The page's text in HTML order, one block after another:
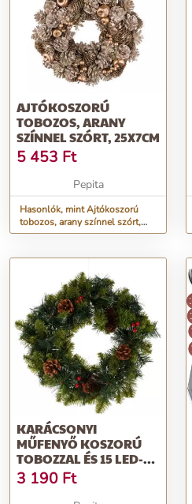
AJTÓKOSZORÚ
TOBOZOS, ARANY
SZÍNNEL SZÓRT, 25X7CM
5 453 Ft
Pepita
Hasonlók, mint Ajtókoszorú
tobozos, arany színnel szórt,
25x7cm
KARÁCSONYI
MŰFENYŐ KOSZORÚ
TOBOZZAL ÉS 15 LED-
DEL, IDŐZÍTHETŐ, 40
CM
3 190 Ft